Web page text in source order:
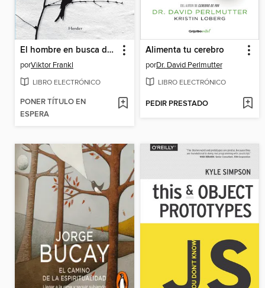
El hombre en busca de sentido
porViktor Frankl
LIBRO ELECTRÓNICO
PONER TÍTULO EN
ESPERA
Alimenta tu cerebro
porDr. David Perlmutter
LIBRO ELECTRÓNICO
PEDIR PRESTADO